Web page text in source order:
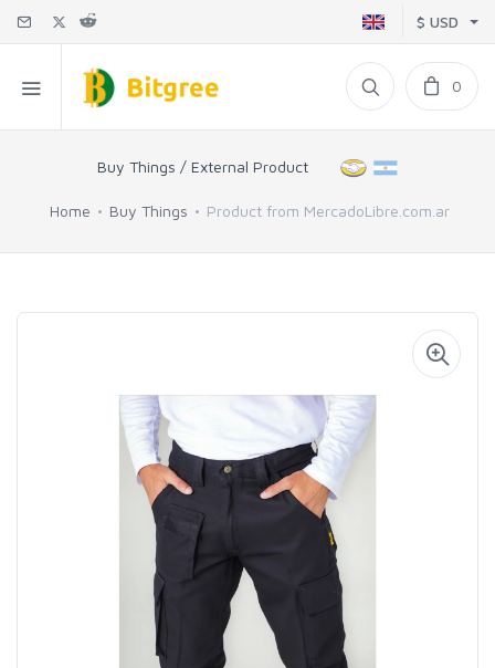
$ USD
0
Buy Things / External Product
Home Buy Things Product from MercadoLibre.com.ar